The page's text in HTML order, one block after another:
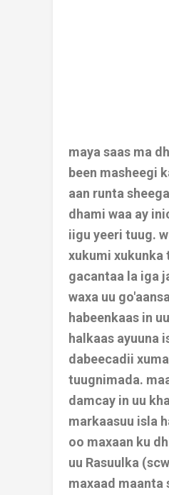
maya saas ma
been masheegi
aan runta
dhami waa ay
iigu yeeri tuug.
xukumi xukunka
gacantaa la iga
waxa uu
habeenkaas in
halkaas ayuuna
dabeecadii
tuugnimada.
damcay in uu
markaasuu isla
oo maxaan ku
uu Rasuulka
maxaad maanta